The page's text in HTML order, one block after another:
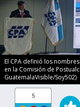
El CPA definió los
en la Comisión de
GuatemalaVisible/Soy502)
5